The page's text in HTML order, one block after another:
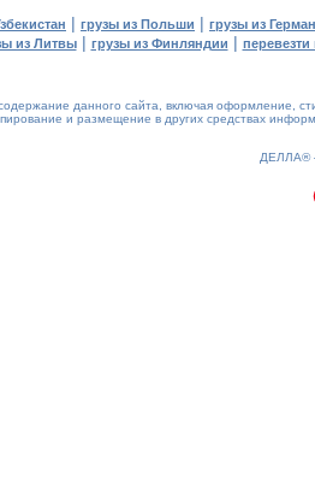
| грузы из Польши | грузы из
из Литвы| грузы из Финляндии | перевезти
данного сайта, включая оформление,
и размещение в других средствах